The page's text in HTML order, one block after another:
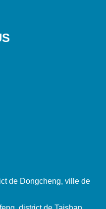
de Dongcheng, ville de